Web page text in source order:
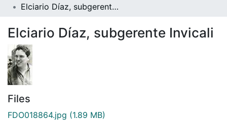
Elciario Díaz, subgerente Invicali
Elciario Díaz, subgerente Invicali
Files
FDO018864.jpg (1.89 MB)